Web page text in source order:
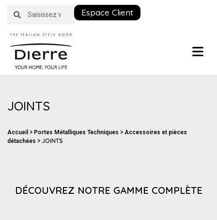
Espace Client
JOINTS
Accueil > Portes Métalliques Techniques > Accessoires et pièces
détachées > JOINTS
DÉCOUVREZ NOTRE GAMME COMPLÈTE